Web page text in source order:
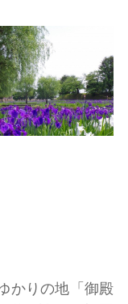
かりの地「御殿